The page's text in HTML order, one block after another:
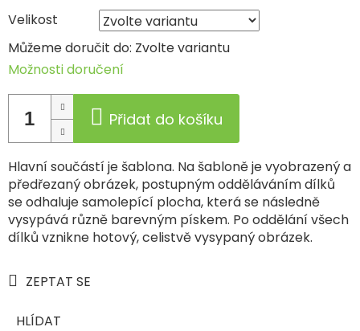
Velikost
Můžeme doručit do: Zvolte variantu
Možnosti doručení
Přidat do košíku
Hlavní součástí je šablona. Na šabloně je vyobrazený a
předřezaný obrázek, postupným odděláváním dílků
se odhaluje samolepící plocha, která se následně
vysypává různě barevným pískem. Po oddělání všech
dílků vznikne hotový, celistvě vysypaný obrázek.
ZEPTAT SE
HLÍDAT